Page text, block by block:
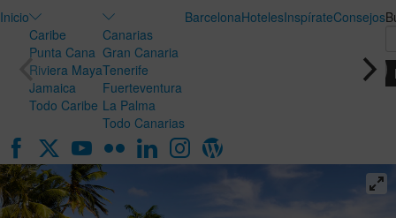
Inicio
Caribe
Punta Cana
Riviera Maya
Jamaica
Todo Caribe
Canarias
Gran Canaria
Tenerife
Fuerteventura
La Palma
Todo Canarias
BarcelonaHotelesInspírateConsejos
Inspírate